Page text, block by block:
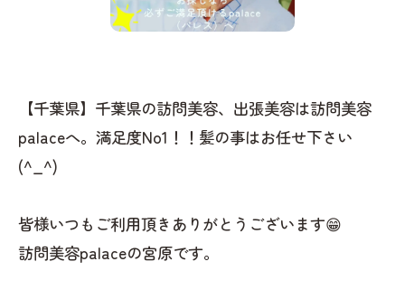
【千葉県】千葉県の訪問美容、出張美容は訪問美容
palaceへ。満足度No1！！髪の事はお任せ下さい
(^_^)
皆様いつもご利用頂きありがとうございます😁
訪問美容palaceの宮原です。